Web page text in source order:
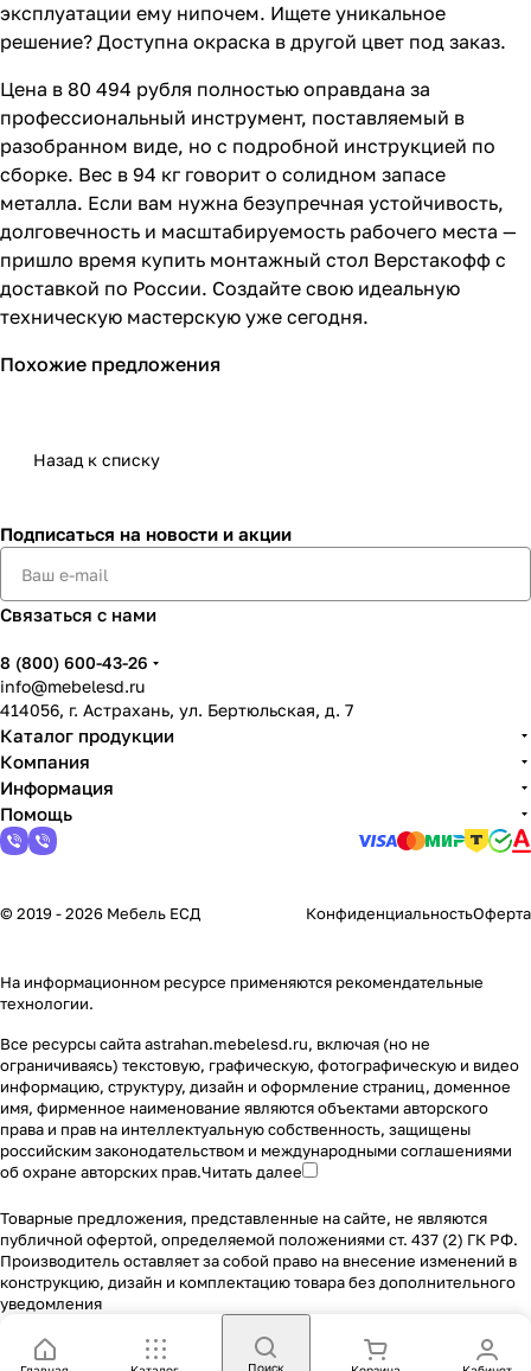
эксплуатации ему нипочем. Ищете уникальное
решение? Доступна окраска в другой цвет под заказ.
Цена в 80 494 рубля полностью оправдана за
профессиональный инструмент, поставляемый в
разобранном виде, но с подробной инструкцией по
сборке. Вес в 94 кг говорит о солидном запасе
металла. Если вам нужна безупречная устойчивость,
долговечность и масштабируемость рабочего места —
пришло время купить монтажный стол Верстакофф с
доставкой по России. Создайте свою идеальную
техническую мастерскую уже сегодня.
Похожие предложения
Назад к списку
Подписаться на новости и акции
Связаться с нами
8 (800) 600-43-26
info@mebelesd.ru
414056, г. Астрахань, ул. Бертюльская, д. 7
Каталог продукции
Компания
Информация
Помощь
© 2019 - 2026 Мебель ЕСД КонфиденциальностьОферта
На информационном ресурсе применяются рекомендательные
технологии.
Все ресурсы сайта astrahan.mebelesd.ru, включая (но не
ограничиваясь) текстовую, графическую, фотографическую и видео
информацию, структуру, дизайн и оформление страниц, доменное
имя, фирменное наименование являются объектами авторского
права и прав на интеллектуальную собственность, защищены
российским законодательством и международными соглашениями
об охране авторских прав.Читать далее
Товарные предложения, представленные на сайте, не являются
публичной офертой, определяемой положениями ст. 437 (2) ГК РФ.
Производитель оставляет за собой право на внесение изменений в
конструкцию, дизайн и комплектацию товара без дополнительного
уведомления
Поиск